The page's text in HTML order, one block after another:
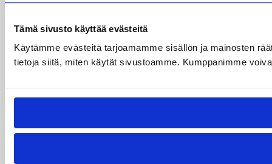
Tämä sivusto käyttää evästeitä
Käytämme evästeitä tarjoamamme sisällön ja mainosten
tietoja siitä, miten käytät sivustoamme. Kumppanimme